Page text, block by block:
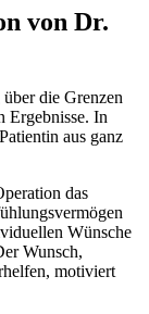
von Dr.
die Grenzen
Ergebnisse. In
aus ganz
das
Wünsche
Wunsch,
motiviert